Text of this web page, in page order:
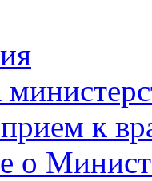
к
о